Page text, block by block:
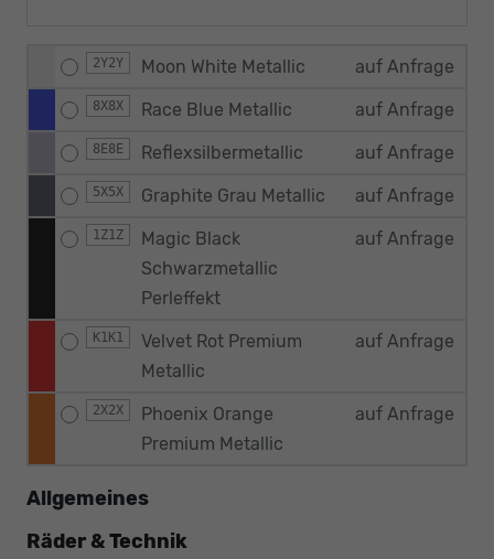
2Y2Y Moon White Metallic auf Anfrage
8X8X Race Blue Metallic auf Anfrage
8E8E Reflexsilbermetallic auf Anfrage
5X5X Graphite Grau Metallic auf Anfrage
1Z1Z
Magic Black
Schwarzmetallic
Perleffekt
auf Anfrage
K1K1
Velvet Rot Premium
Metallic
auf Anfrage
2X2X
Phoenix Orange
Premium Metallic
auf Anfrage
Allgemeines
Räder & Technik